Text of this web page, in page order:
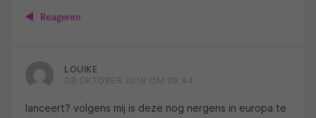
Reageren
LOUIKE
08 OKTOBER 2018 OM 09:44
lanceert? volgens mij is deze nog nergens in europa te